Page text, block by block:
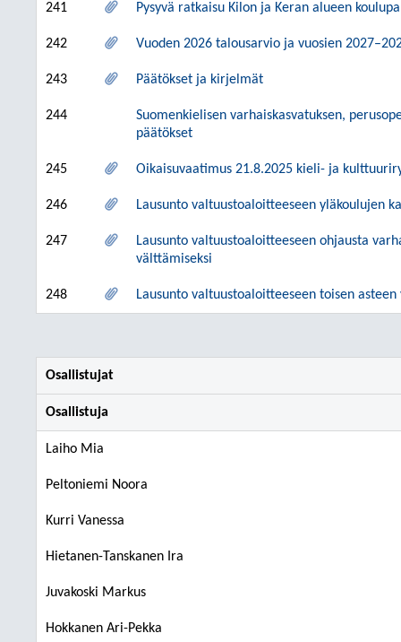
241 Pysyvä ratkaisu Kilon ja Keran alueen
242 Vuoden 2026 talousarvio ja vuosien
243 Päätökset ja kirjelmät
244
Suomenkielisen varhaiskasvatuksen,
päätökset
245 Oikaisuvaatimus 21.8.2025 kieli- ja
246 Lausunto valtuustoaloitteeseen yläkoulujen
247
Lausunto valtuustoaloitteeseen ohjausta
välttämiseksi
248 Lausunto valtuustoaloitteeseen toisen
Osallistujat
Osallistuja
Laiho Mia
Peltoniemi Noora
Kurri Vanessa
Hietanen-Tanskanen Ira
Juvakoski Markus
Hokkanen Ari-Pekka